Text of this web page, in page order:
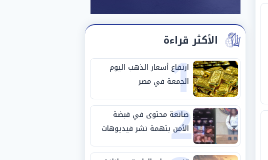
الأكثر قراءة
1
ارتفاع أسعار الذهب اليوم
الجمعة في مصر
2
صانعة محتوى في قبضة
الأمن بتهمة نشر فيديوهات
خادشة للحياء